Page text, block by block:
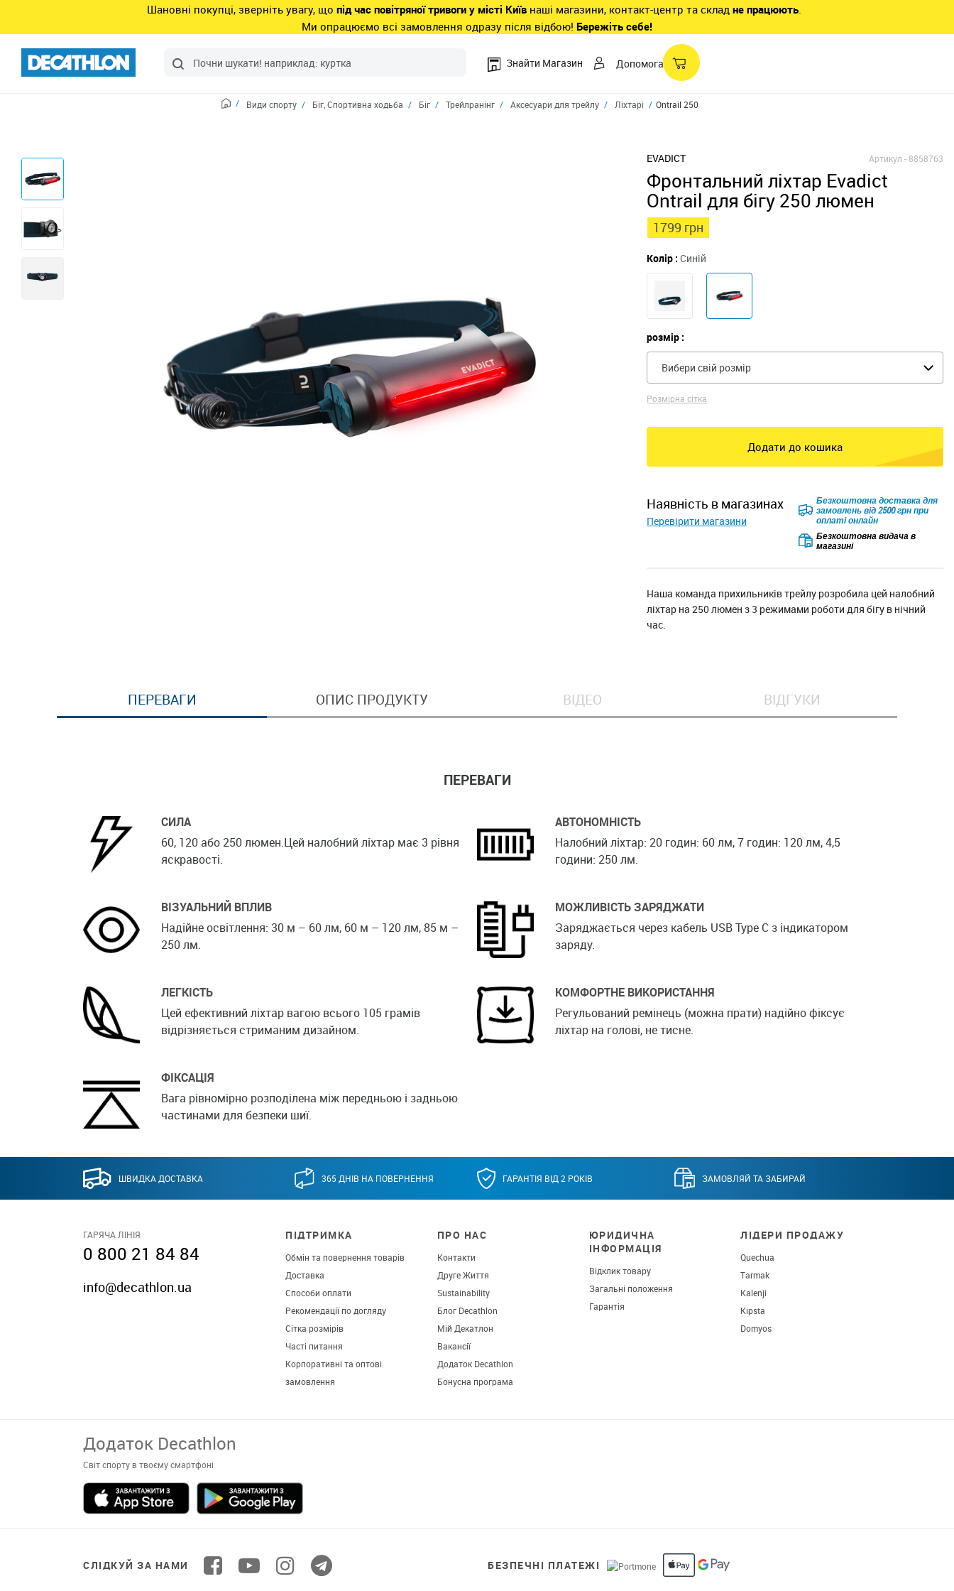
Шановні покупці, зверніть увагу, що під час повітряної тривоги у місті Київ наші магазини, контакт-центр та склад не працюють.
Ми опрацюємо всі замовлення одразу після відбою! Бережіть себе!
Знайти Магазин Допомога
Види спорту Біг, Спортивна ходьба Біг Трейлранінг Аксесуари для трейлу Ліхтарі Ontrail 250
EVADICT Артикул -8858763
Фронтальний ліхтар Evadict
Ontrail для бігу 250 люмен
1799 грн
Колір : Синій
розмір :
Вибери свій розмір
Розмірна сітка
Додати до кошика
наявність в магазинах
Перевірити магазини
Безкоштовна доставка для
замовлень від 2500 грн при
оплаті онлайн
Безкоштовна видача в
магазині
Наша команда прихильників трейлу розробила цей налобний
ліхтар на 250 люмен з 3 режимами роботи для бігу в нічний
час.
ПЕРЕВАГИ ОПИС ПРОДУКТУ ВІДЕО ВІДГУКИ
ПЕРЕВАГИ
СИЛА
60, 120 або 250 люмен.Цей налобний ліхтар має 3 рівня
яскравості.
АВТОНОМНІСТЬ
Налобний ліхтар: 20 годин: 60 лм, 7 годин: 120 лм, 4,5
години: 250 лм.
ВІЗУАЛЬНИЙ ВПЛИВ
Надійне освітлення: 30 м – 60 лм, 60 м – 120 лм, 85 м –
250 лм.
МОЖЛИВІСТЬ ЗАРЯДЖАТИ
Заряджається через кабель USB Type C з індикатором
заряду.
ЛЕГКІСТЬ
Цей ефективний ліхтар вагою всього 105 грамів
відрізняється стриманим дизайном.
КОМФОРТНЕ ВИКОРИСТАННЯ
Регульований ремінець (можна прати) надійно фіксує
ліхтар на голові, не тисне.
ФІКСАЦІЯ
Вага рівномірно розподілена між передньою і задньою
частинами для безпеки шиї.
ШВИДКА ДОСТАВКА 365 ДНІВ НА ПОВЕРНЕННЯ ГАРАНТІЯ ВІД 2 РОКІВ ЗАМОВЛЯЙ ТА ЗАБИРАЙ
ГАРЯЧА ЛІНІЯ
0 800 21 84 84
info@decathlon.ua
ПІДТРИМКА
Обмін та повернення товарів
Доставка
Способи оплати
Рекомендації по догляду
Сітка розмірів
Часті питання
Корпоративні та оптові
замовлення
ПРО НАС
Контакти
Друге Життя
Sustainability
Блог Decathlon
Мій Декатлон
Вакансії
Додаток Decathlon
Бонусна програма
ЮРИДИЧНА
ІНФОРМАЦІЯ
Відклик товару
Загальні положення
Гарантія
ЛІДЕРИ ПРОДАЖУ
Quechua
Tarmak
Kalenji
Kipsta
Domyos